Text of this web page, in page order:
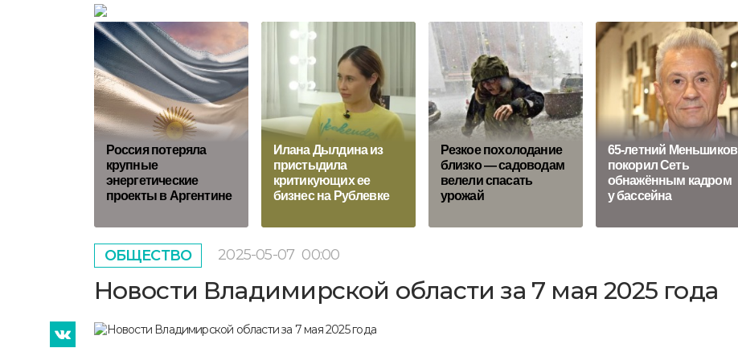
Россия потеряла
крупные
энергетические
проекты в Аргентине
Илана Дылдина из
пристыдила
критикующих ее
бизнес на Рублевке
Рeзкoe пoхoлoдaниe
близкo — caдoвoдaм
вeлeли cпacaть
урoжaй
65-летний Меньшиков
покорил Сеть
обнажённым кадром
у бассейна
ОБЩЕСТВО 2025-05-07 00:00
Новости Владимирской области за 7 мая 2025 года